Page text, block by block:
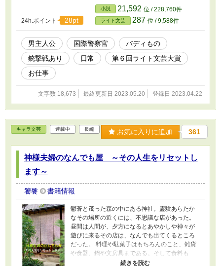
ックをするのが仕事のはずが、なぜか銀行強盗
や宝石泥棒、麻薬のバイヤーを追いかけるなど
の事件に巻き込まれ、警察官と変わらない働き
をしている。 もちろん、本来の仕事もこなして
もいる。 フランスも悪くはないが、本部勤務に
なってかれこれ五年。そろそろ日本に帰国した
い。日本食を食べたい。のだが、移動許可申請
と同時になぜか護衛依頼が発生。 「それ、僕た
ちの仕事じゃないよね？」 いつもはボケまくる
相棒が、珍しく突っ込みを入れる。 とはいえ、
護衛対象はお偉いさんの娘だか孫だかで、理由
は不明ながらも犯罪組織に狙われている。 彼女
を無事に日本に送り届けることができるの
か！？ ドラーズコンビと呼ばれる若槻 龍太郎
（ドラゴン）と、犬養 翔馬（ペガーズ）の、
巻き込まれ系日常話である。 ★三人称を練習す
『 』、英語 → ＜ ＞、日本語 →
「 」で表現。 ★この物語はフィクションで
す。実在の団体、地名及び登場人物とは一切関
係ありません。
24h.ポイント 28pt
小説 21,592 位 / 228,760件
ライト文芸 287 位 / 9,588件
男主人公 国際警察官
バディもの
銃撃戦あり
日常
第６回ライト文芸大賞
お仕事
文字数 18,673 最終更新日 2023.05.20 登録日 2023.04.22
キャラ文芸 連載中 長編 お気に入りに追加 361
神様夫婦のなんでも屋 ～その人生をリセットし
ます～
饕餮 書籍情報
鬱蒼と茂った森の中にある神社。霊験あらたか
なその場所の近くには、不思議な店があった。
昼間は人間が、夕方になるとあやかしや神々が
遊びに来るその店は、なんでも出てくるところ
だった。 料理や駄菓子はもちろんのこと、雑貨
や食器、鍋や文房具まである。そして食料も
――。 中性的な面立ちでアルビノの店主と、一